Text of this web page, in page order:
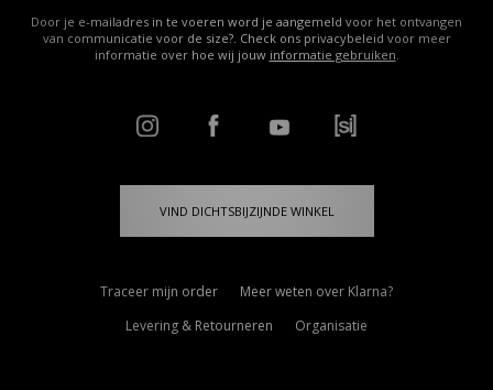
Door je e-mailadres in te voeren word je aangemeld voor het ontvangen
van communicatie voor de size?. Check ons privacybeleid voor meer
informatie over hoe wij jouw informatie gebruiken.
VIND DICHTSBIJZIJNDE WINKEL
Traceer mijn order
Meer weten over Klarna?
Levering & Retourneren
Organisatie